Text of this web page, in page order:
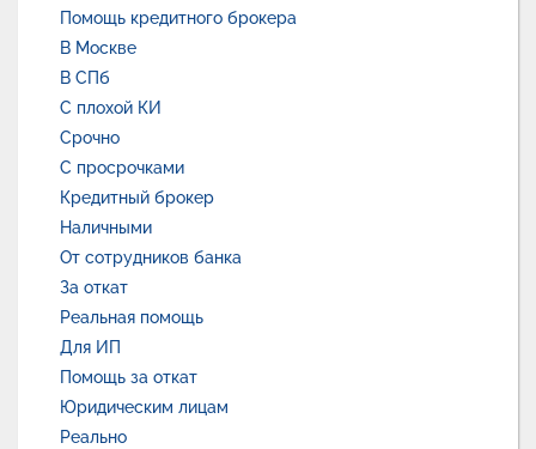
Помощь кредитного брокера
В Москве
В СПб
С плохой КИ
Срочно
С просрочками
Кредитный брокер
Наличными
От сотрудников банка
За откат
Реальная помощь
Для ИП
Помощь за откат
Юридическим лицам
Реально